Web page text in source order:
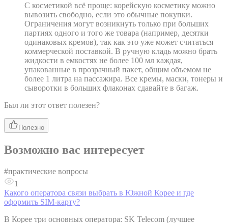
С косметикой всё проще: корейскую косметику можно
вывозить свободно, если это обычные покупки.
Ограничения могут возникнуть только при больших
партиях одного и того же товара (например, десятки
одинаковых кремов), так как это уже может считаться
коммерческой поставкой. В ручную кладь можно брать
жидкости в емкостях не более 100 мл каждая,
упакованные в прозрачный пакет, общим объемом не
более 1 литра на пассажира. Все кремы, маски, тонеры и
сыворотки в больших флаконах сдавайте в багаж.
Был ли этот ответ полезен?
Полезно
Возможно вас интересует
#практические вопросы
1
Какого оператора связи выбрать в Южной Корее и где
оформить SIM-карту?
В Корее три основных оператора: SK Telecom (лучшее